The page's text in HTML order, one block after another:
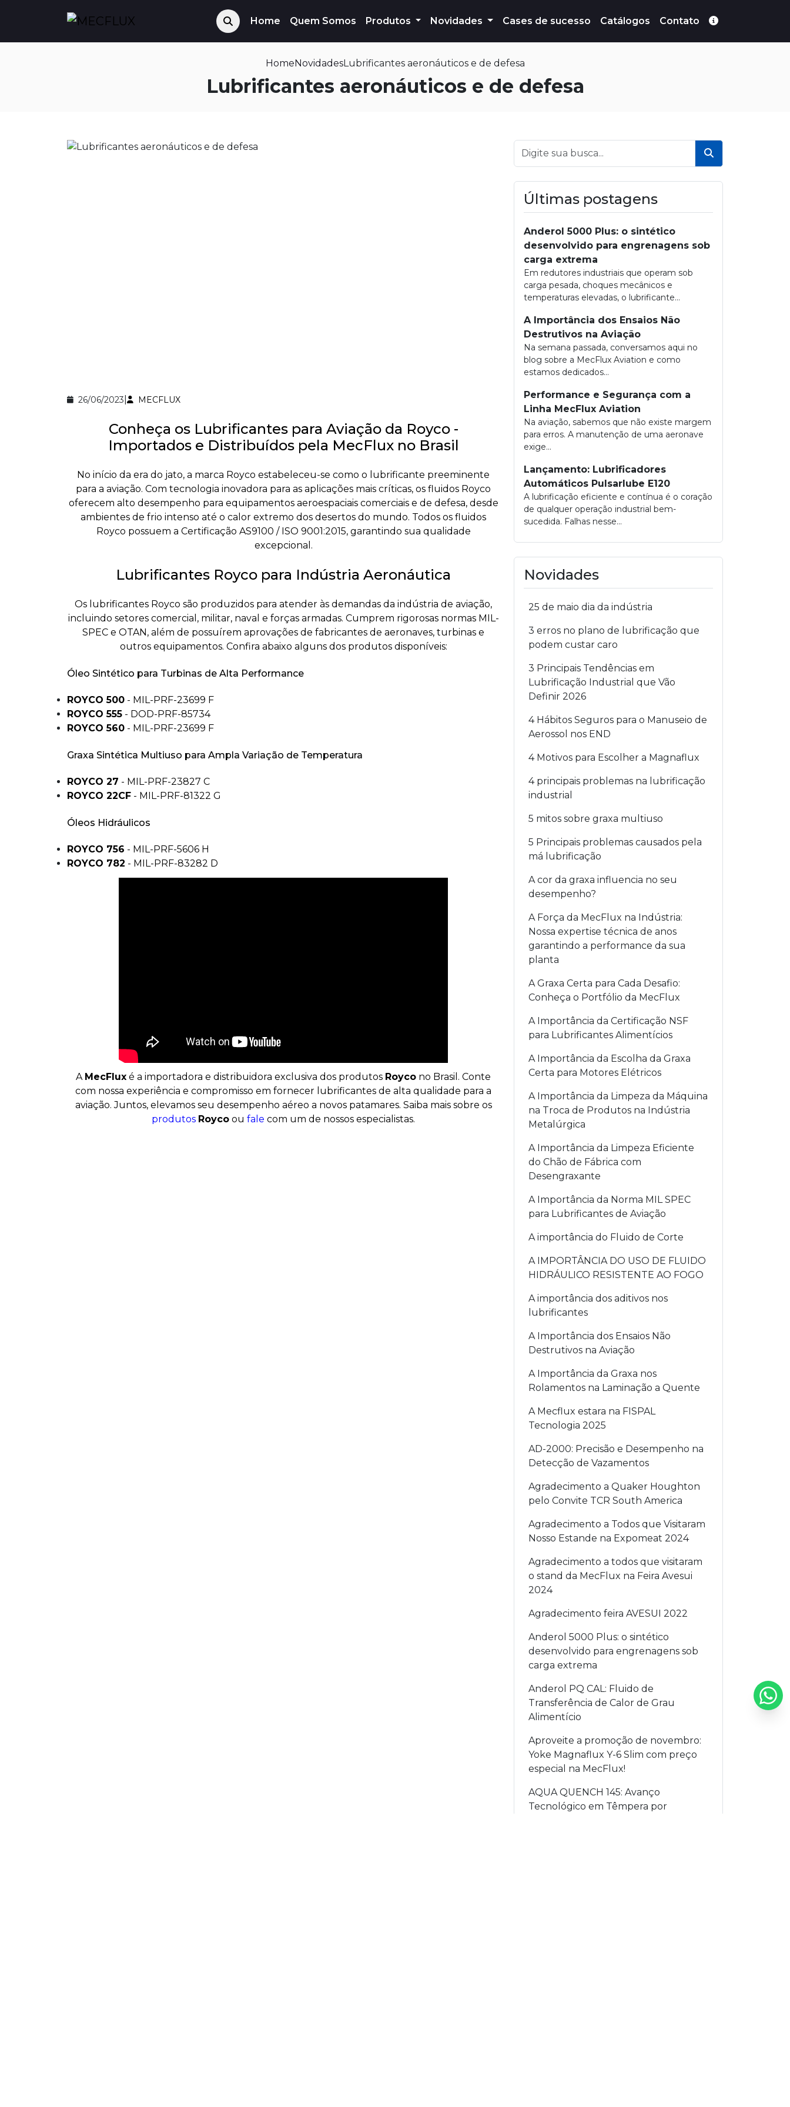
Home Quem Somos Produtos Novidades Cases de sucesso Catálogos Contato
HomeNovidadesLubrificantes aeronáuticos e de defesa
Lubrificantes aeronáuticos e de defesa
26/06/2023 MECFLUX
Conheça os Lubrificantes para Aviação da Royco -
Importados e Distribuídos pela MecFlux no Brasil
No início da era do jato, a marca Royco estabeleceu-se como o lubrificante preeminente
para a aviação. Com tecnologia inovadora para as aplicações mais críticas, os fluidos Royco
oferecem alto desempenho para equipamentos aeroespaciais comerciais e de defesa, desde
ambientes de frio intenso até o calor extremo dos desertos do mundo. Todos os fluidos
Royco possuem a Certificação AS9100 / ISO 9001:2015, garantindo sua qualidade
excepcional.
Lubrificantes Royco para Indústria Aeronáutica
Os lubrificantes Royco são produzidos para atender às demandas da indústria de aviação,
incluindo setores comercial, militar, naval e forças armadas. Cumprem rigorosas normas MIL-
SPEC e OTAN, além de possuírem aprovações de fabricantes de aeronaves, turbinas e
outros equipamentos. Confira abaixo alguns dos produtos disponíveis:
Óleo Sintético para Turbinas de Alta Performance
ROYCO 500 - MIL-PRF-23699 F
ROYCO 555 - DOD-PRF-85734
ROYCO 560 - MIL-PRF-23699 F
Graxa Sintética Multiuso para Ampla Variação de Temperatura
ROYCO 27 - MIL-PRF-23827 C
ROYCO 22CF - MIL-PRF-81322 G
Óleos Hidráulicos
ROYCO 756 - MIL-PRF-5606 H
ROYCO 782 - MIL-PRF-83282 D
A MecFlux é a importadora e distribuidora exclusiva dos produtos Royco no Brasil. Conte
com nossa experiência e compromisso em fornecer lubrificantes de alta qualidade para a
aviação. Juntos, elevamos seu desempenho aéreo a novos patamares. Saiba mais sobre os
produtos Royco ou fale com um de nossos especialistas.
Buscar
Últimas postagens
Anderol 5000 Plus: o sintético
desenvolvido para engrenagens sob
carga extrema
Em redutores industriais que operam sob
carga pesada, choques mecânicos e
temperaturas elevadas, o lubrificante...
A Importância dos Ensaios Não
Destrutivos na Aviação
Na semana passada, conversamos aqui no
blog sobre a MecFlux Aviation e como
estamos dedicados...
Performance e Segurança com a
Linha MecFlux Aviation
Na aviação, sabemos que não existe margem
para erros. A manutenção de uma aeronave
exige...
Lançamento: Lubrificadores
Automáticos Pulsarlube E120
A lubrificação eficiente e contínua é o coração
de qualquer operação industrial bem-
sucedida. Falhas nesse...
Novidades
25 de maio dia da indústria
3 erros no plano de lubrificação que
podem custar caro
3 Principais Tendências em
Lubrificação Industrial que Vão
Definir 2026
4 Hábitos Seguros para o Manuseio de
Aerossol nos END
4 Motivos para Escolher a Magnaflux
4 principais problemas na lubrificação
industrial
5 mitos sobre graxa multiuso
5 Principais problemas causados pela
má lubrificação
A cor da graxa influencia no seu
desempenho?
A Força da MecFlux na Indústria:
Nossa expertise técnica de anos
garantindo a performance da sua
planta
A Graxa Certa para Cada Desafio:
Conheça o Portfólio da MecFlux
A Importância da Certificação NSF
para Lubrificantes Alimentícios
A Importância da Escolha da Graxa
Certa para Motores Elétricos
A Importância da Limpeza da Máquina
na Troca de Produtos na Indústria
Metalúrgica
A Importância da Limpeza Eficiente
do Chão de Fábrica com
Desengraxante
A Importância da Norma MIL SPEC
para Lubrificantes de Aviação
A importância do Fluido de Corte
A IMPORTÂNCIA DO USO DE FLUIDO
HIDRÁULICO RESISTENTE AO FOGO
A importância dos aditivos nos
lubrificantes
A Importância dos Ensaios Não
Destrutivos na Aviação
A Importância da Graxa nos
Rolamentos na Laminação a Quente
A Mecflux estara na FISPAL
Tecnologia 2025
AD-2000: Precisão e Desempenho na
Detecção de Vazamentos
Agradecimento a Quaker Houghton
pelo Convite TCR South America
Agradecimento a Todos que Visitaram
Nosso Estande na Expomeat 2024
Agradecimento a todos que visitaram
o stand da MecFlux na Feira Avesui
2024
Agradecimento feira AVESUI 2022
Anderol 5000 Plus: o sintético
desenvolvido para engrenagens sob
carga extrema
Anderol PQ CAL: Fluido de
Transferência de Calor de Grau
Alimentício
Aproveite a promoção de novembro:
Yoke Magnaflux Y-6 Slim com preço
especial na MecFlux!
AQUA QUENCH 145: Avanço
Tecnológico em Têmpera por